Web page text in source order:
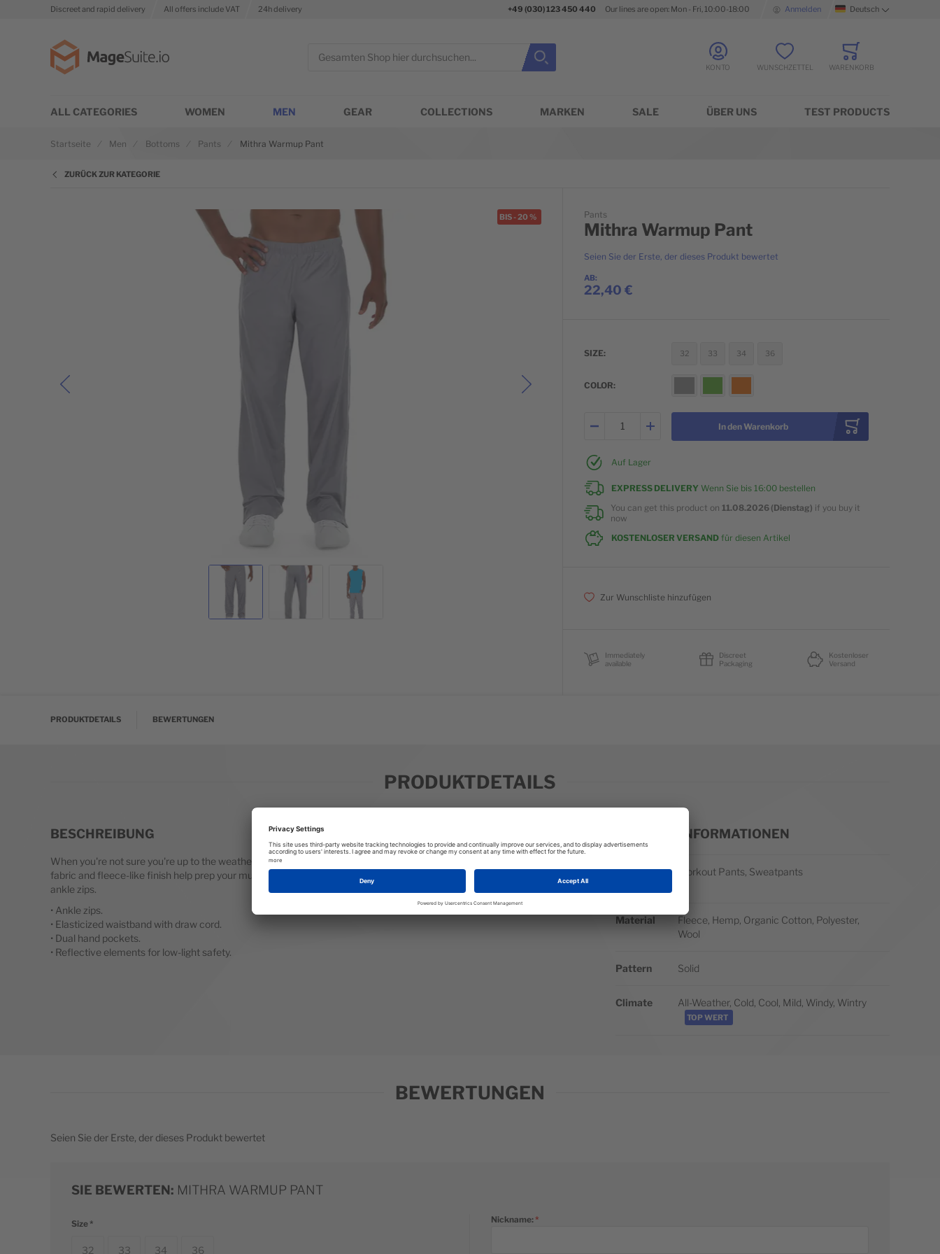
Discreet and rapid delivery All offers include VAT 24h delivery +49 (030) 123 450 440 Our lines are open: Mon - Fri, 10:00-18:00 AnmeldenSprache Deutsch
Suche schließen
Suche KONTO WUNSCHZETTEL
WARENKORB
ALL CATEGORIES WOMEN MEN GEAR COLLECTIONS MARKEN SALE ÜBER UNS TEST PRODUCTS
Startseite Men Bottoms Pants Mithra Warmup Pant
ZURÜCK ZUR KATEGORIE
Zum Ende der Bildgalerie springen BIS-20 % Pants
Mithra Warmup Pant
Seien Sie der Erste, der dieses Produkt bewertet
AB
22,40 €
SIZE 32 33 34 36
COLOR
In den Warenkorb
Auf Lager
EXPRESS DELIVERY Wenn Sie bis 16:00bestellen
You can get this product on 11.08.2026 (Dienstag) if you buy it
now
KOSTENLOSER VERSAND für diesen Artikel
Zur Wunschliste hinzufügen
Immediately
available
Discreet
Packaging
Kostenloser
Versand
PRODUKTDETAILS BEWERTUNGEN
PRODUKTDETAILS
BESCHREIBUNG
When you're not sure you're up to the weather, don the Mithra Warmup Pant for a confidence boost. Its supersoft, stretchy
fabric and fleece-like finish help prep your muscles and ease your mind. Designed for relaxed, easy-wear fit with handy
ankle zips.
• Ankle zips.
• Elasticized waistband with draw cord.
• Dual hand pockets.
• Reflective elements for low-light safety.
WEITERE INFORMATIONEN
Style
Workout Pants, Sweatpants
Material
Fleece, Hemp, Organic Cotton, Polyester,
Wool
Pattern Solid
Climate All-Weather, Cold, Cool, Mild, Windy, Wintry
TOP WERT
BEWERTUNGEN
Seien Sie der Erste, der dieses Produkt bewertet
SIE BEWERTEN: MITHRA WARMUP PANT
Size
32 33 34 36
Nickname: